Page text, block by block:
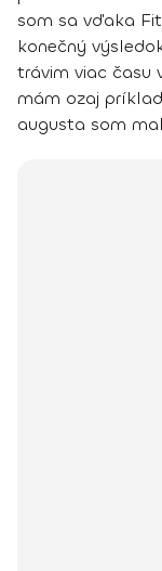
som sa vďaka
konečný
trávim viac času
mám ozaj
augusta som